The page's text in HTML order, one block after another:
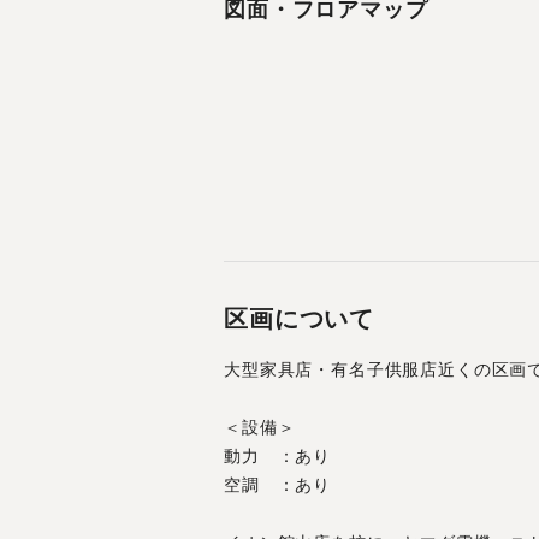
図面・フロアマップ
区画について
大型家具店・有名子供服店近くの区画
＜設備＞
動力　：あり
空調　：あり